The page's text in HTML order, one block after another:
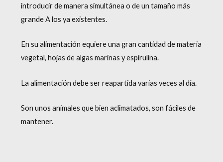
introducir de manera simultánea o de un tamaño más
grande A los ya existentes.
En su alimentación equiere una gran cantidad de materia
vegetal, hojas de algas marinas y espirulina.
La alimentación debe ser reapartida varias veces al día.
Son unos animales que bien aclimatados, son fáciles de
mantener.